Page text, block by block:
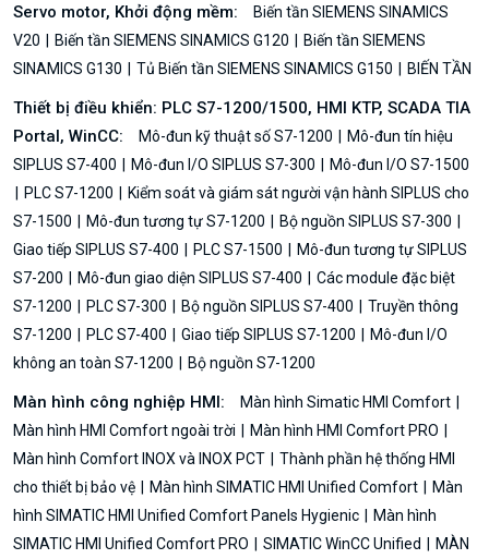
Servo motor, Khởi động mềm:
Biến tần SIEMENS SINAMICS
V20
Biến tần SIEMENS SINAMICS G120
Biến tần SIEMENS
SINAMICS G130
Tủ Biến tần SIEMENS SINAMICS G150 BIẾN TẦN
Thiết bị điều khiển: PLC S7-1200/1500, HMI KTP, SCADA TIA
Portal, WinCC:
Mô-đun kỹ thuật số S7-1200
Mô-đun tín hiệu
SIPLUS S7-400
Mô-đun I/O SIPLUS S7-300
Mô-đun I/O S7-1500
PLC S7-1200
Kiểm soát và giám sát người vận hành SIPLUS cho
S7-1500
Mô-đun tương tự S7-1200
Bộ nguồn SIPLUS S7-300
Giao tiếp SIPLUS S7-400
PLC S7-1500
Mô-đun tương tự SIPLUS
S7-200
Mô-đun giao diện SIPLUS S7-400
Các module đặc biệt
S7-1200
PLC S7-300 Bộ nguồn SIPLUS S7-400
Truyền thông
S7-1200
PLC S7-400 Giao tiếp SIPLUS S7-1200
Mô-đun I/O
không an toàn S7-1200
Bộ nguồn S7-1200
Màn hình công nghiệp HMI:
Màn hình Simatic HMI Comfort
Màn hình HMI Comfort ngoài trời
Màn hình HMI Comfort PRO
Màn hình Comfort INOX và INOX PCT
Thành phần hệ thống HMI
cho thiết bị bảo vệ
Màn hình SIMATIC HMI Unified Comfort
Màn
hình SIMATIC HMI Unified Comfort Panels Hygienic
Màn hình
SIMATIC HMI Unified Comfort PRO
SIMATIC WinCC Unified
MÀN